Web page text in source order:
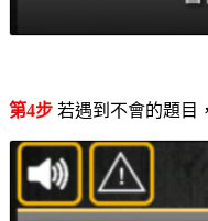
第4步 若遇到不會的題目